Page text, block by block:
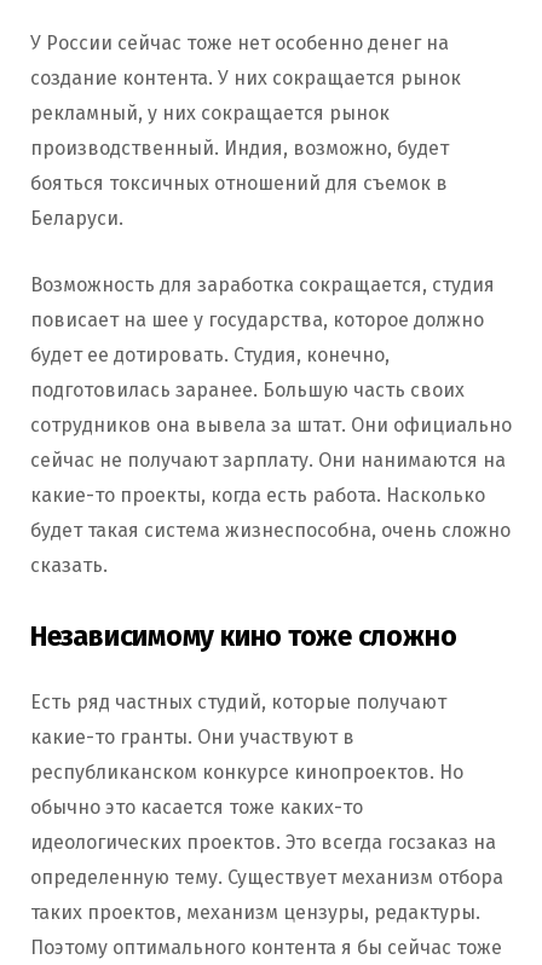
У России сейчас тоже нет особенно денег на
создание контента. У них сокращается рынок
рекламный, у них сокращается рынок
производственный. Индия, возможно, будет
бояться токсичных отношений для съемок в
Беларуси.
Возможность для заработка сокращается, студия
повисает на шее у государства, которое должно
будет ее дотировать. Студия, конечно,
подготовилась заранее. Большую часть своих
сотрудников она вывела за штат. Они официально
сейчас не получают зарплату. Они нанимаются на
какие-то проекты, когда есть работа. Насколько
будет такая система жизнеспособна, очень сложно
сказать.
Независимому кино тоже сложно
Есть ряд частных студий, которые получают
какие-то гранты. Они участвуют в
республиканском конкурсе кинопроектов. Но
обычно это касается тоже каких-то
идеологических проектов. Это всегда госзаказ на
определенную тему. Существует механизм отбора
таких проектов, механизм цензуры, редактуры.
Поэтому оптимального контента я бы сейчас тоже